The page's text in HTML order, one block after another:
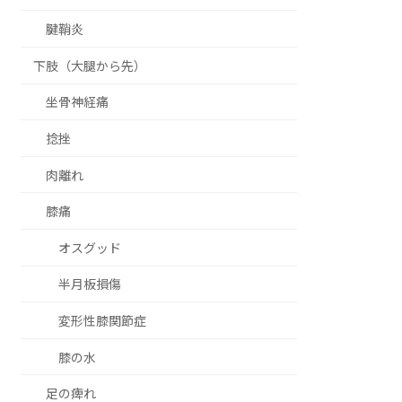
腱鞘炎
下肢（大腿から先）
坐骨神経痛
捻挫
肉離れ
膝痛
オスグッド
半月板損傷
変形性膝関節症
膝の水
足の痺れ